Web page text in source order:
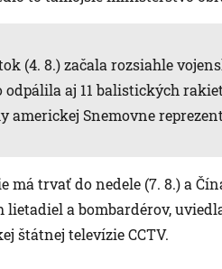
(4. 8.) začala rozsiahle
odpálila aj 11 balistických
americkej Snemovne
má trvať do nedele (7. 8.) a
lietadiel a bombardérov,
štátnej televízie CCTV.